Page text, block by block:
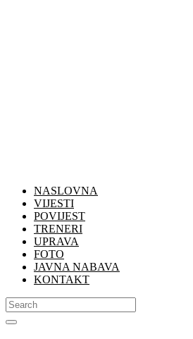
NASLOVNA
VIJESTI
POVIJEST
TRENERI
UPRAVA
FOTO
JAVNA NABAVA
KONTAKT